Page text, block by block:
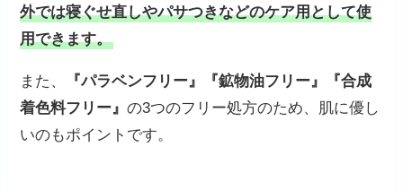
外では寝ぐせ直しやパサつきなどのケア用として使
用できます。
また、
『パラベンフリー』『鉱物油フリー』『合成
着色料フリー』の3つのフリー処方のため、肌に優し
いのもポイントです。